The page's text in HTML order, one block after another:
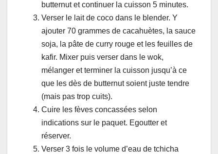
butternut et continuer la cuisson 5 minutes.
Verser le lait de coco dans le blender. Y
ajouter 70 grammes de cacahuètes, la sauce
soja, la pâte de curry rouge et les feuilles de
kafir. Mixer puis verser dans le wok,
mélanger et terminer la cuisson jusqu’à ce
que les dès de butternut soient juste tendre
(mais pas trop cuits).
Cuire les fèves concassées selon
indications sur le paquet. Egoutter et
réserver.
Verser 3 fois le volume d’eau de tchicha